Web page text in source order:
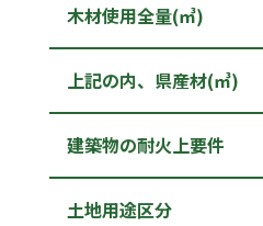
木材使用全量(㎥)
上記の内、県産材(㎥)
建築物の耐火上要件
土地用途区分